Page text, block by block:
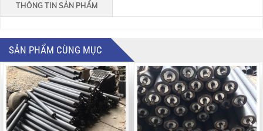
THÔNG TIN SẢN PHẨM
SẢN PHẨM CÙNG MỤC